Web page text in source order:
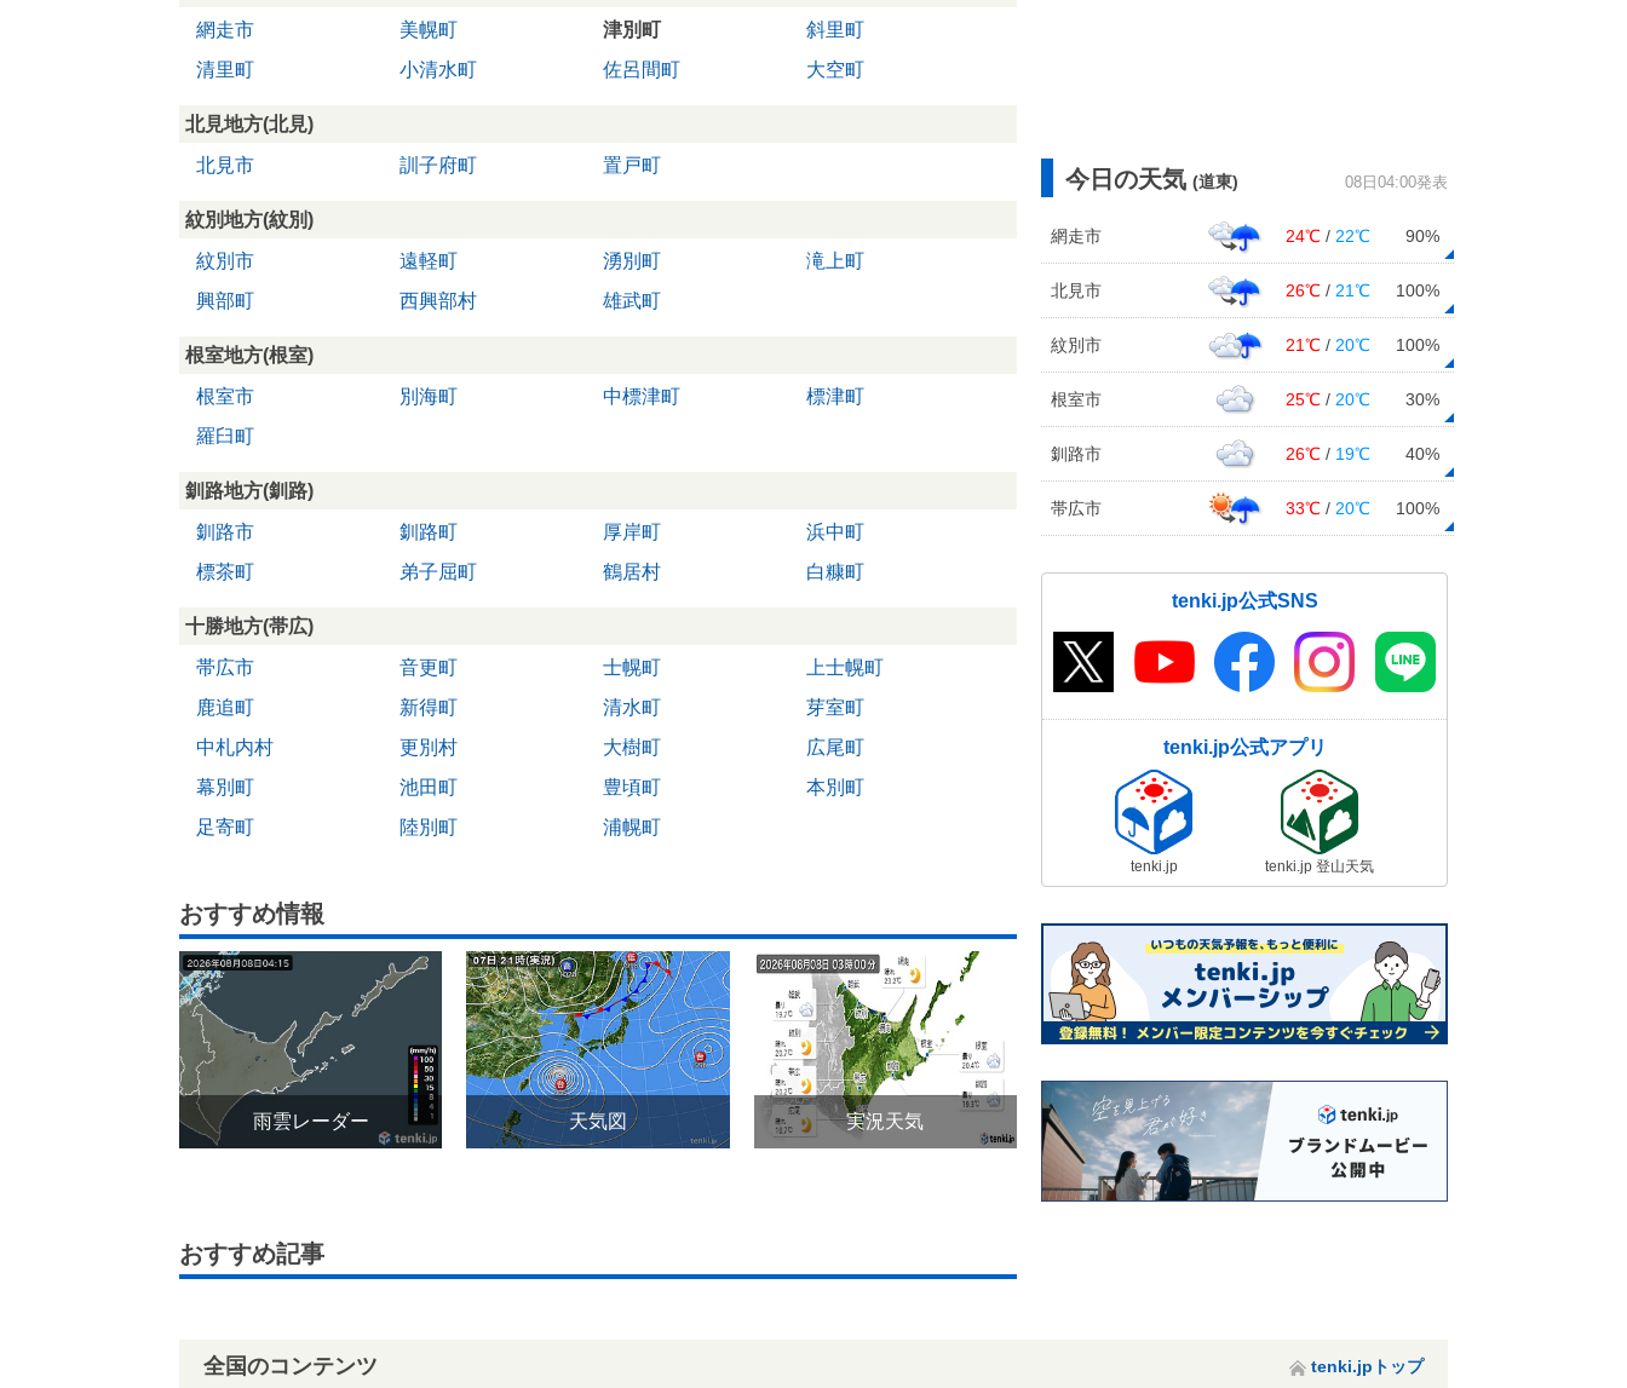
網走市
美幌町 津別町
斜里町
清里町
小清水町 佐呂間町 大空町
北見地方(北見)
北見市
訓子府町 置戸町
紋別地方(紋別)
紋別市
遠軽町 湧別町
滝上町
興部町
西興部村 雄武町
根室地方(根室)
根室市
別海町 中標津町
標津町
羅臼町
釧路地方(釧路)
釧路市
釧路町 厚岸町
浜中町
標茶町
弟子屈町 鶴居村 白糠町
十勝地方(帯広)
帯広市
音更町 士幌町
上士幌町
鹿追町
新得町 清水町
芽室町
中札内村
更別村 大樹町
広尾町
幕別町
池田町 豊頃町
本別町
足寄町
陸別町 浦幌町
おすすめ情報
雨雲レーダー 天気図 実況天気
おすすめ記事
今日の天気 (道東) 08日04:00発表
網走市 24℃ / 22℃ 90%
北見市 26℃ / 21℃ 100%
紋別市 21℃ / 20℃ 100%
根室市 25℃ / 20℃ 30%
釧路市 26℃ / 19℃ 40%
帯広市 33℃ / 20℃ 100%
tenki.jp公式SNS
tenki.jp公式アプリ
tenki.jp tenki.jp 登山天気
全国のコンテンツ
tenki.jpトップ